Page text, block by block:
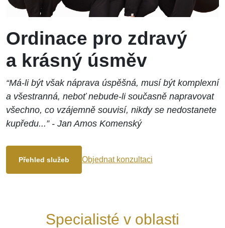
Ordinace pro zdravý
a krásný úsměv
“Má-li být však náprava úspěšná, musí být komplexní
a všestranná, neboť nebude-li současně napravovat
všechno, co vzájemně souvisí, nikdy se nedostanete
kupředu...” - Jan Amos Komenský
Přehled služeb Objednat konzultaci
Specialisté v oblasti